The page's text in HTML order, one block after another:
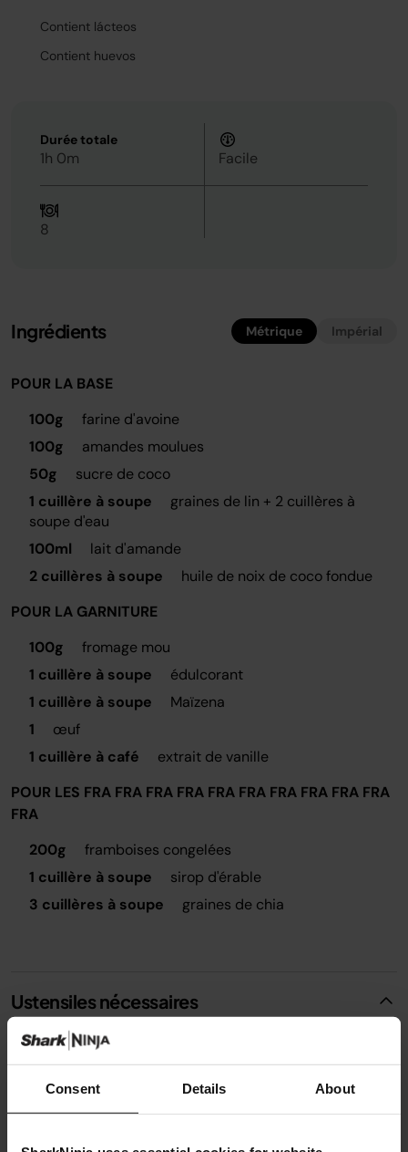
Consent Details About
Contient lácteos
Contient huevos
Durée totale
1h 0m Facile
8
Ingrédients Métrique Impérial
POUR LA BASE
100g
farine d'avoine
100g
amandes moulues
50g
sucre de coco
1 cuillère à soupe
graines de lin + 2 cuillères à
soupe d'eau
100ml
lait d'amande
2 cuillères à soupe
huile de noix de coco fondue
POUR LA GARNITURE
100g
fromage mou
1 cuillère à soupe
édulcorant
1 cuillère à soupe
Maïzena
1
œuf
1 cuillère à café
extrait de vanille
POUR LES FRA FRA FRA FRA FRA FRA FRA FRA FRA FRA
FRA
200g
framboises congelées
1 cuillère à soupe
sirop d'érable
3 cuillères à soupe
graines de chia
Ustensiles nécessaires